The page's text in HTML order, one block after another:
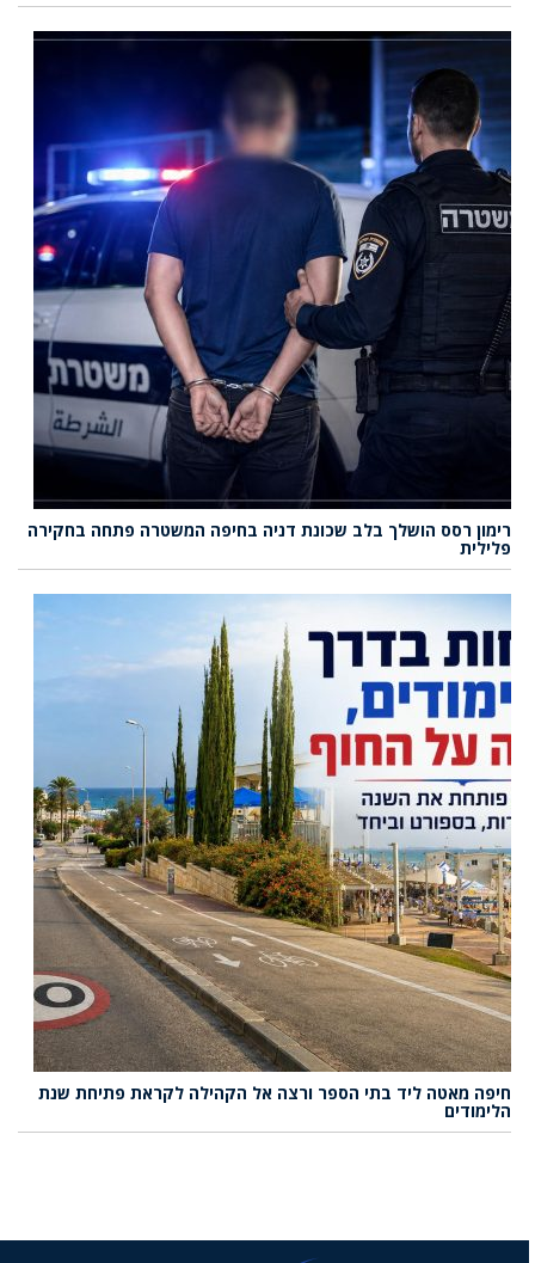
רימון רסס הושלך בלב שכונת דניה בחיפה המשטרה פתחה בחקירה
פלילית
חיפה מאטה ליד בתי הספר ורצה אל הקהילה לקראת פתיחת שנת
הלימודים